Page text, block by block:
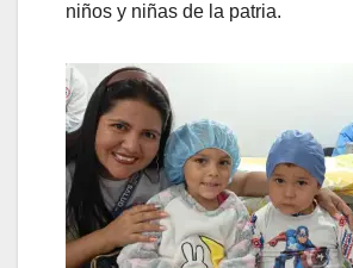
niños y niñas de la patria.